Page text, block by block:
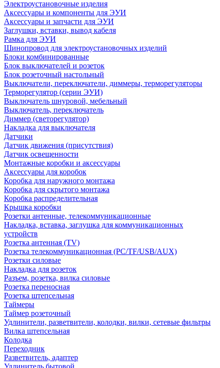
Электроустановочные изделия
Аксессуары и компоненты для ЭУИ
Аксессуары и запчасти для ЭУИ
Заглушки, вставки, вывод кабеля
Рамка для ЭУИ
Шинопровод для электроустановочных изделий
Блоки комбинированные
Блок выключателей и розеток
Блок розеточный настольный
Выключатели, переключатели, диммеры, терморегуляторы
Терморегулятор (серии ЭУИ)
Выключатель шнуровой, мебельный
Выключатель, переключатель
Диммер (светорегулятор)
Накладка для выключателя
Датчики
Датчик движения (присутствия)
Датчик освещенности
Монтажные коробки и аксессуары
Аксессуары для коробок
Коробка для наружного монтажа
Коробка для скрытого монтажа
Коробка распределительная
Крышка коробки
Розетки антенные, телекоммуникационные
Накладка, вставка, заглушка для коммуникационных
устройств
Розетка антенная (TV)
Розетка телекоммуникационная (PC/TF/USB/AUX)
Розетки силовые
Накладка для розеток
Разъем, розетка, вилка силовые
Розетка переносная
Розетка штепсельная
Таймеры
Таймер розеточный
Удлинители, разветвители, колодки, вилки, сетевые фильтры
Вилка штепсельная
Колодка
Переходник
Разветвитель, адаптер
Удлинитель бытовой